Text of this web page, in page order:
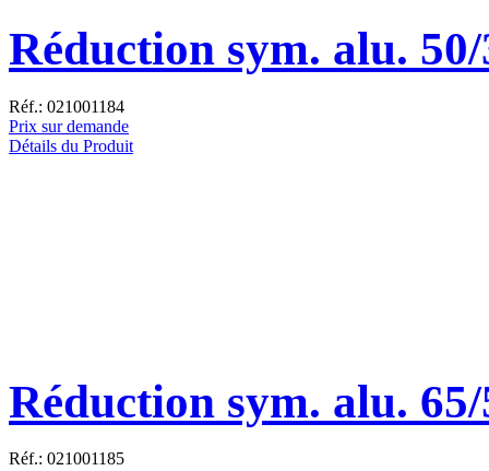
Réduction sym. alu.
Réf.: 021001184
Prix sur demande
Détails du Produit
Réduction sym. alu.
Réf.: 021001185